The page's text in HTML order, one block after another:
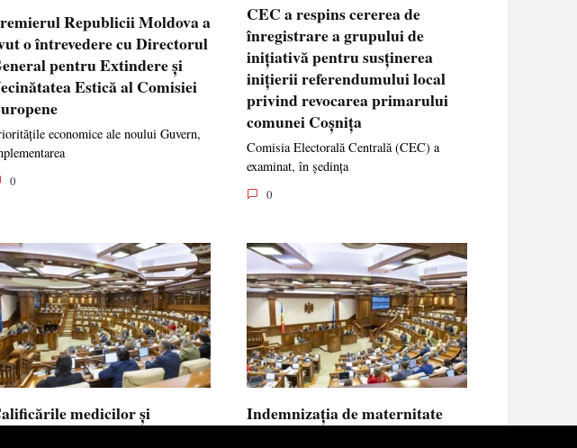
Republicii Moldova a
o întrevedere cu Directorul
pentru Extindere și
Estică al Comisiei
economice ale noului Guvern,
0
CEC a respins cererea de
înregistrare a grupului de
inițiativă pentru susținerea
inițierii referendumului local
privind revocarea primarului
comunei Coșnița
Comisia Electorală Centrală (CEC) a
examinat, în ședința
0
medicilor și
Indemnizația de maternitate